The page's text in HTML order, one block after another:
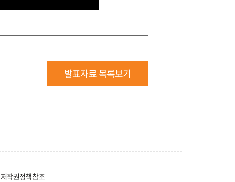
발표자료 목록보기
저작권정책 참조